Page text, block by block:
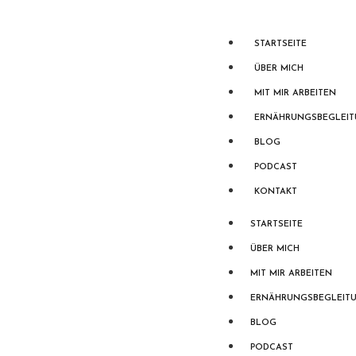
STARTSEITE
ÜBER MICH
MIT MIR ARBEITEN
BLOG
PODCAST
KONTAKT
STARTSEITE
ÜBER MICH
MIT MIR ARBEITEN
BLOG
PODCAST